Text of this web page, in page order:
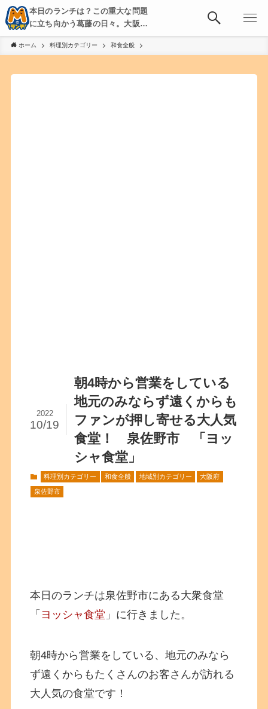
本日のランチは？この重大な問題
に立ち向かう葛藤の日々。大阪・
京都・神戸を中心とした食べ歩
き、飲み歩きを綴る。
ホーム 料理別カテゴリー 和食全般
朝4時から営業をしている
地元のみならず遠くからも
ファンが押し寄せる大人気
食堂！ 泉佐野市 「ヨッ
シャ食堂」
2022
10/19
料理別カテゴリー 和食全般 地域別カテゴリー 大阪府
泉佐野市
本日のランチは泉佐野市にある大衆食堂
「 ヨッシャ食堂 」に行きました。
朝4時から営業をしている、地元のみなら
ず遠くからもたくさんのお客さんが訪れる
大人気の食堂です！